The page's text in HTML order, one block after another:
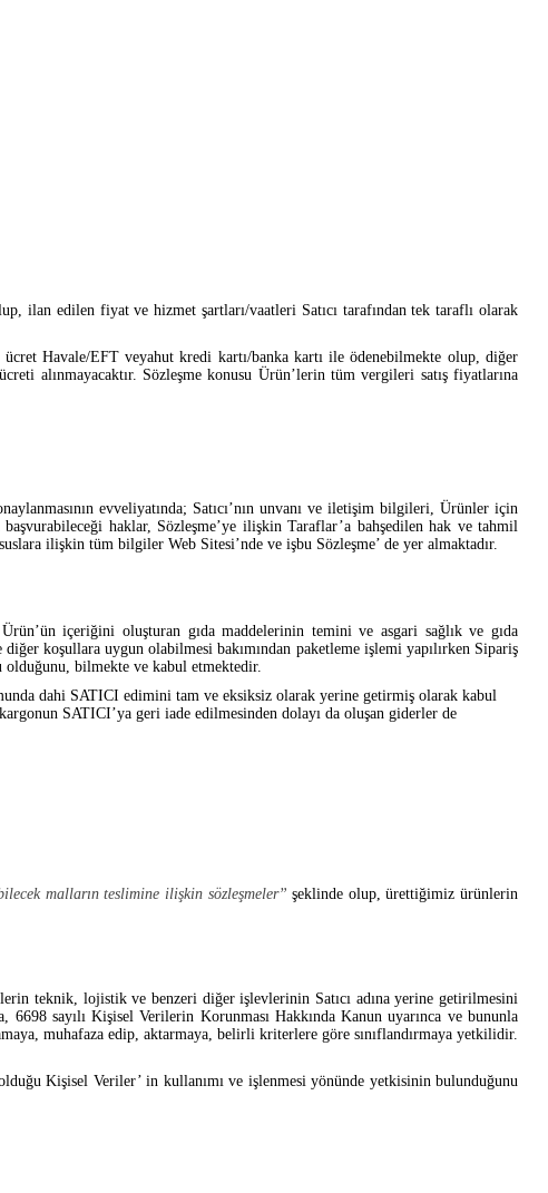
ilan edilen fiyat ve hizmet şartları/vaatleri Satıcı tarafından tek taraflı olarak
Havale/EFT veyahut kredi kartı/banka kartı ile ödenebilmekte olup, diğer
alınmayacaktır. Sözleşme konusu Ürün’lerin tüm vergileri satış fiyatlarına
evveliyatında; Satıcı’nın unvanı ve iletişim bilgileri, Ürünler için
haklar, Sözleşme’ye ilişkin Taraflar’a bahşedilen hak ve tahmil
ilişkin tüm bilgiler Web Sitesi’nde ve işbu Sözleşme’ de yer almaktadır.
içeriğini oluşturan gıda maddelerinin temini ve asgari sağlık ve gıda
koşullara uygun olabilmesi bakımından paketleme işlemi yapılırken Sipariş
olduğunu, bilmekte ve kabul etmektedir.
dahi SATICI edimini tam ve eksiksiz olarak yerine getirmiş olarak kabul
SATICI’ya geri iade edilmesinden dolayı da oluşan giderler de
malların teslimine ilişkin sözleşmeler” şeklinde olup, ürettiğimiz ürünlerin
teknik, lojistik ve benzeri diğer işlevlerinin Satıcı adına yerine getirilmesini
sayılı Kişisel Verilerin Korunması Hakkında Kanun uyarınca ve bununla
muhafaza edip, aktarmaya, belirli kriterlere göre sınıflandırmaya yetkilidir.
olduğu Kişisel Veriler’ in kullanımı ve işlenmesi yönünde yetkisinin bulunduğunu